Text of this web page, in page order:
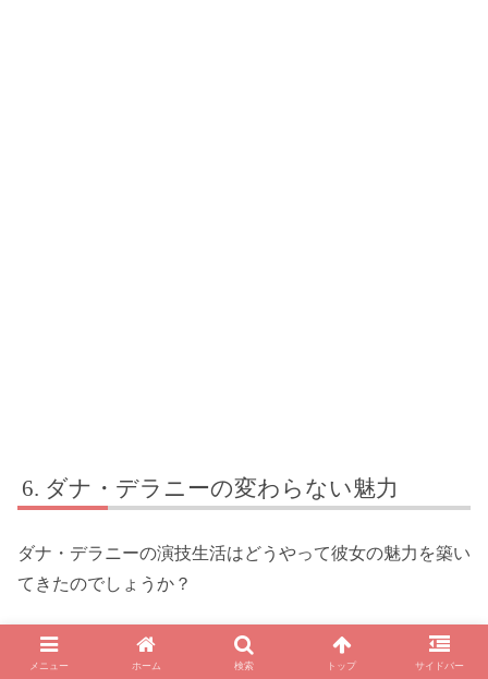
ダナ・デラニーの変わらない魅力
ダナ・デラニーの演技生活はどうやって彼女の魅力を築い
てきたのでしょうか？
長年にわたる彼女の演技と、その影響について掘り下げて
みましょう。
メニュー ホーム 検索 トップ サイドバー